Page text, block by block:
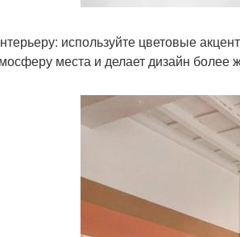
используйте цветовые
места и делает дизайн более